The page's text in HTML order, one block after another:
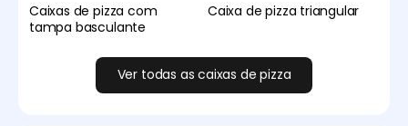
Caixas de pizza com
tampa basculante
Caixa de pizza triangular
Ver todas as caixas de pizza